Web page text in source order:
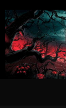
TO
CONTENT